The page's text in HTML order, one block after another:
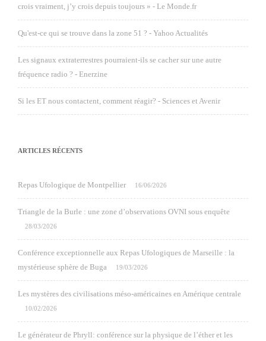
crois vraiment, j’y crois depuis toujours » - Le Monde.fr
Qu'est-ce qui se trouve dans la zone 51 ? - Yahoo Actualités
Les signaux extraterrestres pourraient-ils se cacher sur une autre
fréquence radio ? - Enerzine
Si les ET nous contactent, comment réagir? - Sciences et Avenir
ARTICLES RÉCENTS
Repas Ufologique de Montpellier 16/06/2026
Triangle de la Burle : une zone d’observations OVNI sous enquête
28/03/2026
Conférence exceptionnelle aux Repas Ufologiques de Marseille : la
mystérieuse sphère de Buga
19/03/2026
Les mystères des civilisations méso-américaines en Amérique centrale
10/02/2026
Le générateur de Phryll: conférence sur la physique de l’éther et les